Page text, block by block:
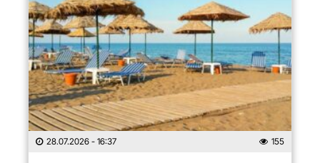
28.07.2026 - 16:37 155